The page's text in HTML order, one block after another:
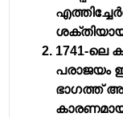
1741-ലെ
പരാജയം
ഭാഗത്ത്